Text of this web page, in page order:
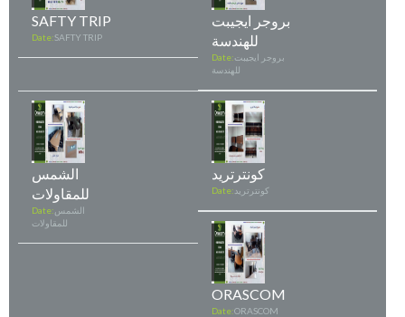
SAFTY TRIP
Date:SAFTY TRIP
بروجر ايجيبت
للهندسة
Date:بروجر ايجيبت
للهندسة
الشمس
للمقاولات
Date:الشمس
للمقاولات
كونترتريد
Date: كونترتريد
ORASCOM
Date:ORASCOM